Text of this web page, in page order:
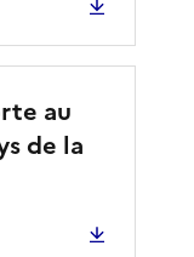
au
de la